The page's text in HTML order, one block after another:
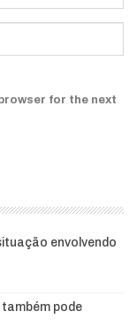
for the next
envolvendo
pode